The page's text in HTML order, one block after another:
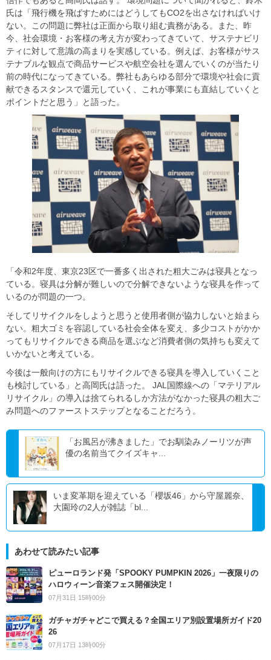
氏は「飛行機を飛ばすためにはどうしてもCO2を出さなければいけ
ない。この問題に弊社は正面から取り組む責務がある。また、昨
今、社会環境・お客様の考え方が変わってきていて、サステナビリ
ティに対して意識の高まりを実感している。例えば、お客様がサス
テナブルな観点で商品サービスや航空会社を選んでいくのが当たり
前の時代になってきている。弊社もあらゆる部分で環境や社会に貢
献できるスタンスで還元していく、これが事業にも直結していくと
ポイントだと思う」と語った。
「令和2年度、東京23区で一番多く出された粗大ごみは寝具となっ
ている。寝具は分解が難しいので分解できないような寝具を作って
いるのが問題の一つ。
そしてリサイクルをしようと思うと使用者側が協力しないと始まら
ない。粗大ゴミを容認している社会全体を変え、多少コストがかか
ってもリサイクルできる商品を選ぶなど消費者側の気持ちも変えて
いかないと考えている。
今後は一般向けの方にもリサイクルできる寝具を導入していくこと
も検討している」と高岡氏は語った。 JAL国際線への「マテリアル
リサイクル」の導入は捨てられるしか方法がなかった寝具の粗大ご
み問題へのファーストステップとなることだろう。
「お風呂が沸きました」でお馴染みノーリツが声
優の名前当てクイズキャ...
いま変革期を迎えている「櫻坂46」から守屋麗奈、
大園玲の2人が雑誌「bl...
あわせて読みたい記事
ピューロランド発「SPOOKY PUMPKIN 2026」一夜限りの
ハロウィーン音楽フェス開催決定！
07月31日 15時00分
ガチャガチャどこで買える？全国エリア別設置場所ガイド20
26
07月17日 13時00分